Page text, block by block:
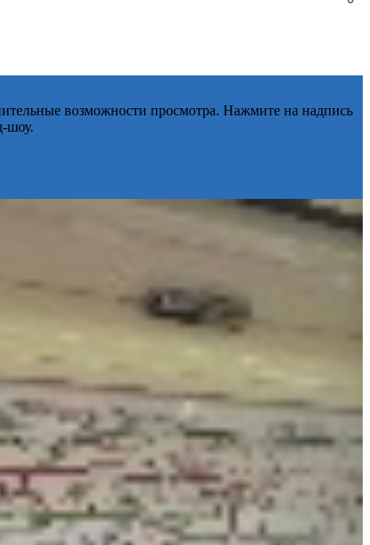
возможности просмотра. Нажмите на надпись
шоу.